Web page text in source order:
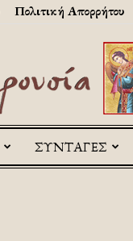
Πολιτική Απορρήτου
ΣΥΝΤΑΓΕΣ